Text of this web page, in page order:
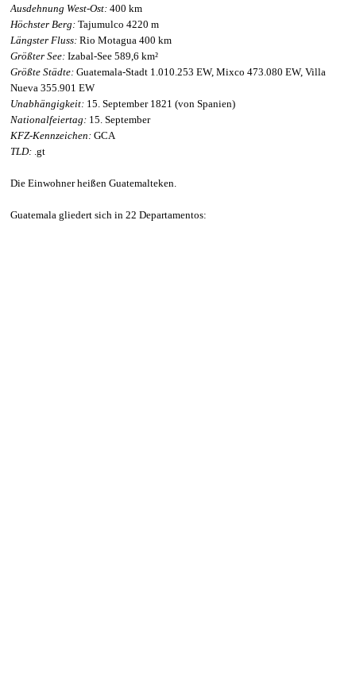
Ausdehnung West-Ost: 400 km
Höchster Berg: Tajumulco 4220 m
Längster Fluss: Rio Motagua 400 km
Größter See: Izabal-See 589,6 km²
Größte Städte: Guatemala-Stadt 1.010.253 EW, Mixco 473.080 EW, Villa
Nueva 355.901 EW
Unabhängigkeit: 15. September 1821 (von Spanien)
Nationalfeiertag: 15. September
KFZ-Kennzeichen: GCA
TLD: .gt
Die Einwohner heißen Guatemalteken.
Guatemala gliedert sich in 22 Departamentos: